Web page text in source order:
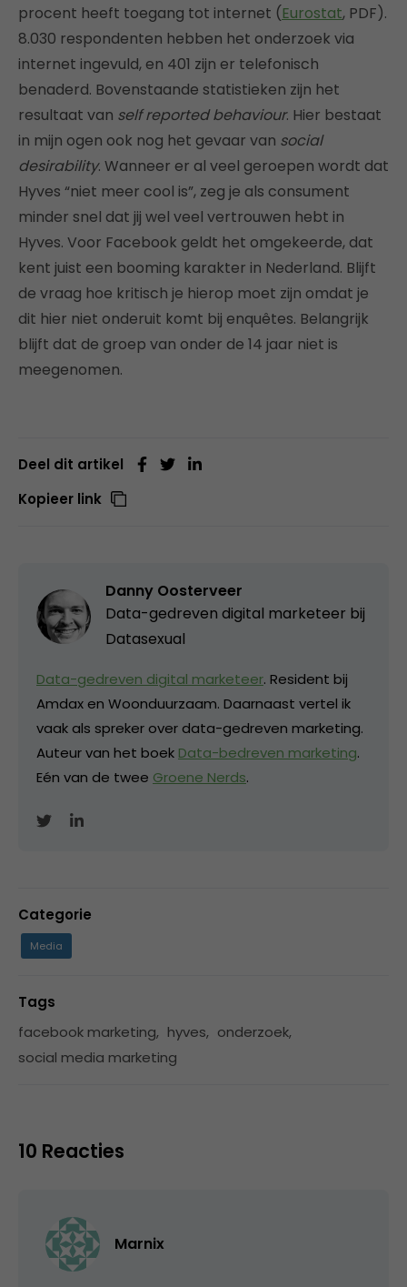
procent heeft toegang tot internet (Eurostat, PDF).
8.030 respondenten hebben het onderzoek via
internet ingevuld, en 401 zijn er telefonisch
benaderd. Bovenstaande statistieken zijn het
resultaat van self reported behaviour. Hier bestaat
in mijn ogen ook nog het gevaar van social
desirability. Wanneer er al veel geroepen wordt dat
Hyves “niet meer cool is”, zeg je als consument
minder snel dat jij wel veel vertrouwen hebt in
Hyves. Voor Facebook geldt het omgekeerde, dat
kent juist een booming karakter in Nederland. Blijft
de vraag hoe kritisch je hierop moet zijn omdat je
dit hier niet onderuit komt bij enquêtes. Belangrijk
blijft dat de groep van onder de 14 jaar niet is
meegenomen.
Deel dit artikel
Kopieer link
Danny Oosterveer
Data-gedreven digital marketeer bij
Datasexual
Data-gedreven digital marketeer. Resident bij
Amdax en Woonduurzaam. Daarnaast vertel ik
vaak als spreker over data-gedreven marketing.
Auteur van het boek Data-bedreven marketing.
Eén van de twee Groene Nerds.
Categorie
Media
Tags
facebook marketing, hyves, onderzoek,
social media marketing
10 Reacties
Marnix